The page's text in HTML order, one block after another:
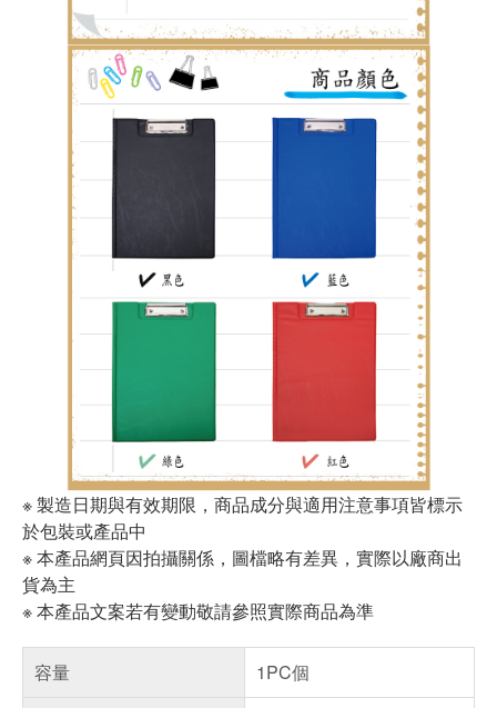
※ 製造日期與有效期限，商品成分與適用注意事項皆標示
於包裝或產品中
※ 本產品網頁因拍攝關係，圖檔略有差異，實際以廠商出
貨為主
※ 本產品文案若有變動敬請參照實際商品為準
容量
1PC個